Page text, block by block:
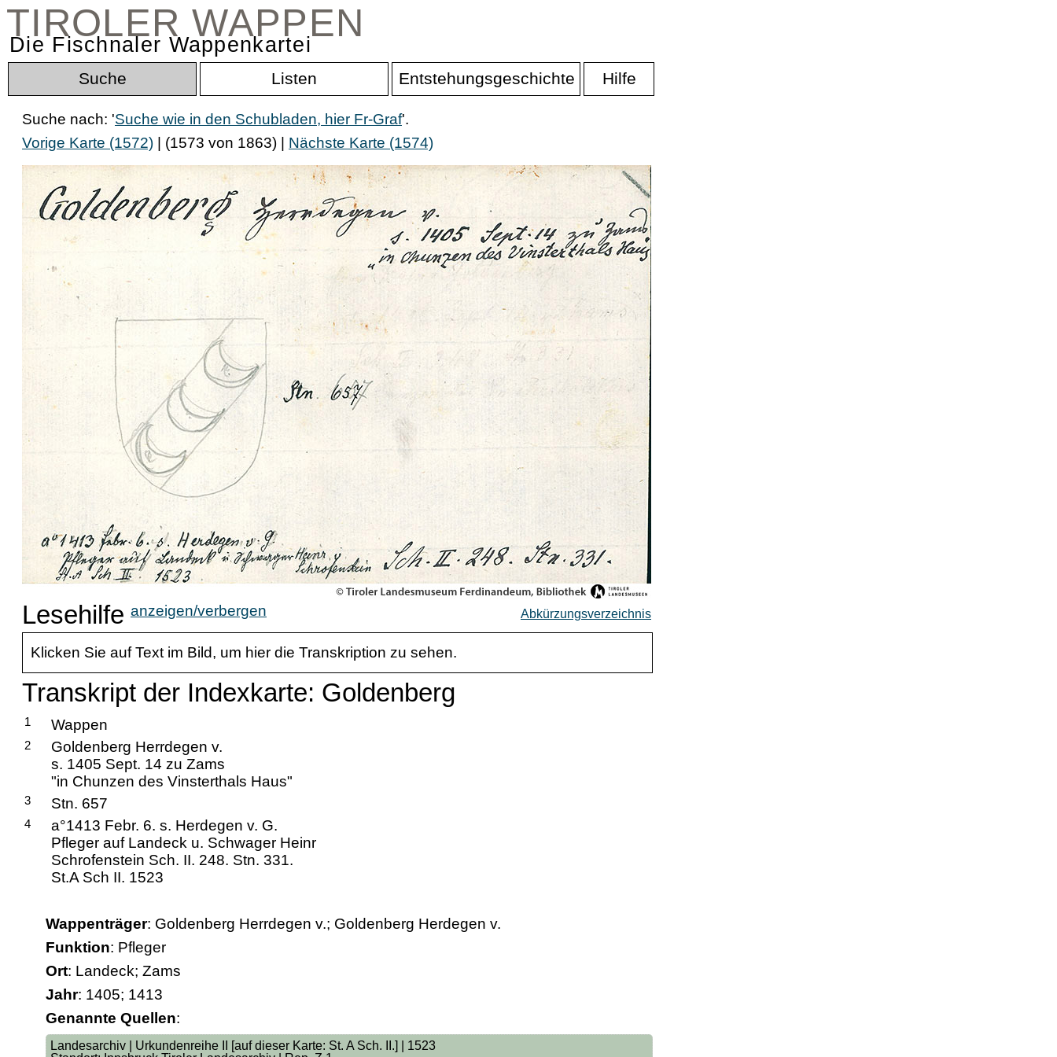
TIROLER WAPPEN
Die Fischnaler Wappenkartei
Suche Listen Entstehungsgeschichte Hilfe
Suche nach: 'Suche wie in den Schubladen, hier Fr-Graf'.
Vorige Karte (1572) | (1573 von 1863) | Nächste Karte (1574)
Lesehilfe anzeigen/verbergen Abkürzungsverzeichnis
Klicken Sie auf Text im Bild, um hier die Transkription zu sehen.
Transkript der Indexkarte: Goldenberg
1 Wappen
2
Goldenberg Herrdegen v.
s. 1405 Sept. 14 zu Zams
"in Chunzen des Vinsterthals Haus"
3 Stn. 657
4
a°1413 Febr. 6. s. Herdegen v. G.
Pfleger auf Landeck u. Schwager Heinr
Schrofenstein Sch. II. 248. Stn. 331.
St.A Sch II. 1523
Wappenträger: Goldenberg Herrdegen v.; Goldenberg Herdegen v.
Funktion: Pfleger
Ort: Landeck; Zams
Jahr: 1405; 1413
Genannte Quellen:
Landesarchiv | Urkundenreihe II [auf dieser Karte: St. A Sch. II.] | 1523